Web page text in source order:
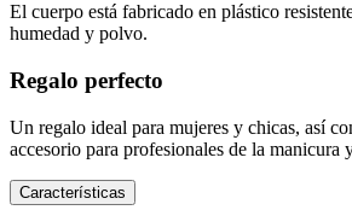
El cuerpo está fabricado en plástico
humedad y polvo.
Regalo perfecto
Un regalo ideal para mujeres y chicas, así
accesorio para profesionales de la manicura
Características